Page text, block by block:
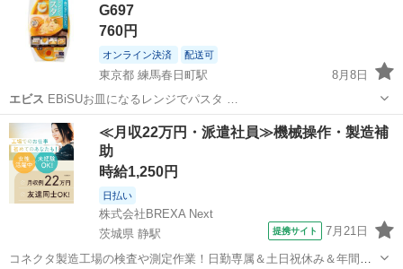
G697
760円
オンライン決済 配送可
東京都 練馬春日町駅
8月8日
エビス EBiSUお皿になるレンジでパスタ …
東京 練馬区 練馬春日町駅 調理器具 エビス
≪月収22万円・派遣社員≫機械操作・製造補
助
時給1,250円
日払い
株式会社BREXA Next
茨城県 静駅
提携サイト 7月21日
コネクタ製造工場の検査や測定作業！日勤専属＆土日祝休み＆年間休